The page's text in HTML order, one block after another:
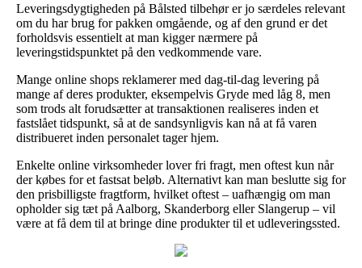
Leveringsdygtigheden på Bålsted tilbehør er jo særdeles relevant
om du har brug for pakken omgående, og af den grund er det
forholdsvis essentielt at man kigger nærmere på
leveringstidspunktet på den vedkommende vare.
Mange online shops reklamerer med dag-til-dag levering på
mange af deres produkter, eksempelvis Gryde med låg 8, men
som trods alt forudsætter at transaktionen realiseres inden et
fastslået tidspunkt, så at de sandsynligvis kan nå at få varen
distribueret inden personalet tager hjem.
Enkelte online virksomheder lover fri fragt, men oftest kun når
der købes for et fastsat beløb. Alternativt kan man beslutte sig for
den prisbilligste fragtform, hvilket oftest – uafhængig om man
opholder sig tæt på Aalborg, Skanderborg eller Slangerup – vil
være at få dem til at bringe dine produkter til et udleveringssted.